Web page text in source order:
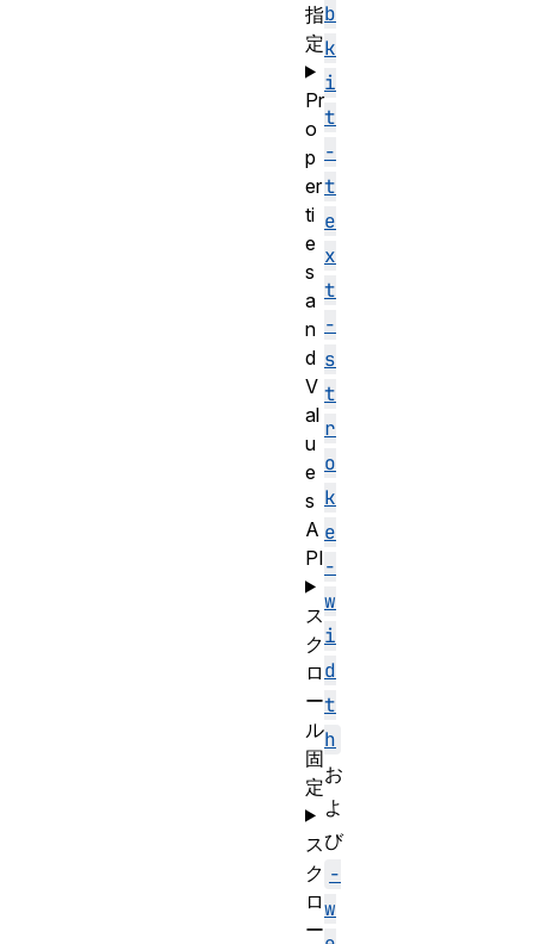
b
k
i
t
-
t
e
x
t
-
s
t
r
o
k
e
-
w
i
d
t
h
お
よ
び
-
w
指
定
Pr
o
p
er
ti
e
s
a
n
d
V
al
u
e
s
A
PI
ス
ク
ロ
ー
ル
固
定
ス
ク
ロ
ー